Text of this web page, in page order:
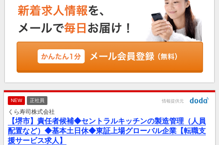
NEW 正社員 情報提供元
くら寿司株式会社
【堺市】責任者候補◆セントラルキッチンの製造管理（人員
配置など）◆基本土日休◆東証上場グローバル企業【転職支
援サービス求人】